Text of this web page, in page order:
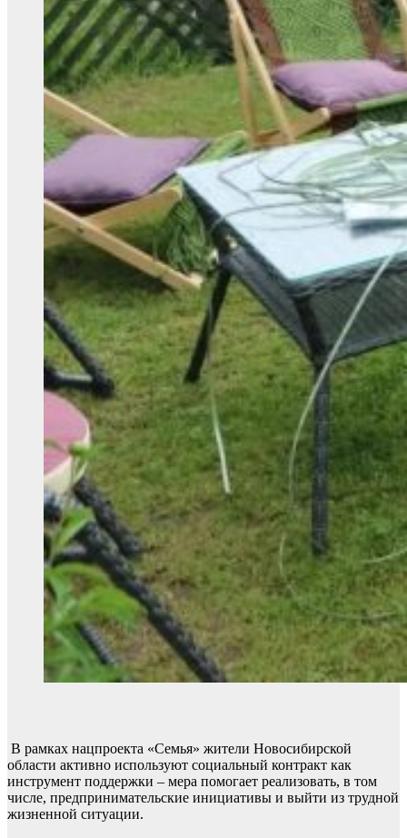
В рамках нацпроекта «Семья» жители Новосибирской
области активно используют социальный контракт как
инструмент поддержки – мера помогает реализовать, в том
числе, предпринимательские инициативы и выйти из трудной
жизненной ситуации.